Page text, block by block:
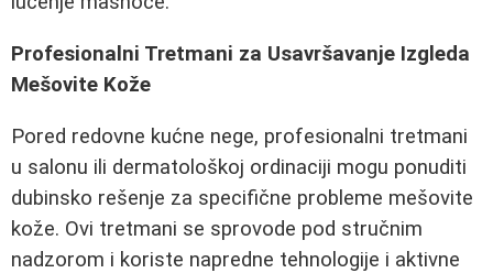
Profesionalni Tretmani za Usavršavanje Izgleda
Mešovite Kože
Pored redovne kućne nege, profesionalni tretmani
u salonu ili dermatološkoj ordinaciji mogu ponuditi
dubinsko rešenje za specifične probleme mešovite
kože. Ovi tretmani se sprovode pod stručnim
nadzorom i koriste napredne tehnologije i aktivne